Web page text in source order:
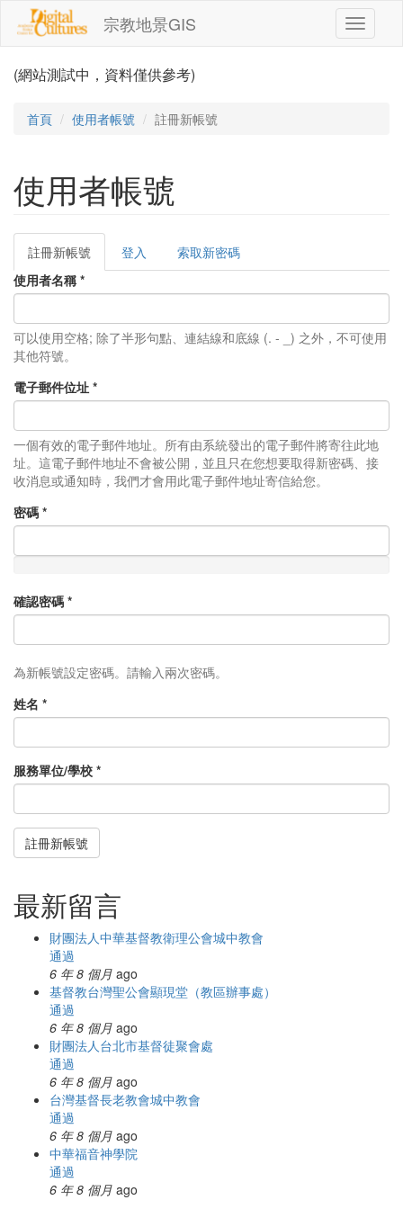
移至主內容
宗教地景GIS
Toggle
(網站測試中，資料僅供參考)
首頁 使用者帳號 註冊新帳號
使用者帳號
主要索引標籤
註冊新帳號
籤)
登入
索取新密碼
使用者名稱 *
可以使用空格; 除了半形句點、連結線和底線 (. - _) 之外，不可使用
其他符號。
電子郵件位址 *
一個有效的電子郵件地址。所有由系統發出的電子郵件將寄往此地
址。這電子郵件地址不會被公開，並且只在您想要取得新密碼、接
收消息或通知時，我們才會用此電子郵件地址寄信給您。
密碼 *
確認密碼 *
為新帳號設定密碼。請輸入兩次密碼。
姓名 *
服務單位/學校 *
註冊新帳號
最新留言
財團法人中華基督教衛理公會城中教會
通過
6 年 8 個月 ago
基督教台灣聖公會顯現堂（教區辦事處）
通過
6 年 8 個月 ago
財團法人台北市基督徒聚會處
通過
6 年 8 個月 ago
台灣基督長老教會城中教會
通過
6 年 8 個月 ago
中華福音神學院
通過
6 年 8 個月 ago